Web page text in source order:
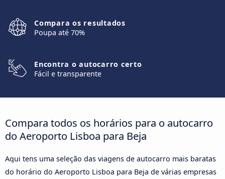
Compara os resultados
Poupa até 70%
Encontra o autocarro certo
Fácil e transparente
Compara todos os horários para o autocarro
do Aeroporto Lisboa para Beja
Aqui tens uma seleção das viagens de autocarro mais baratas
do horário do Aeroporto Lisboa para Beja de várias empresas